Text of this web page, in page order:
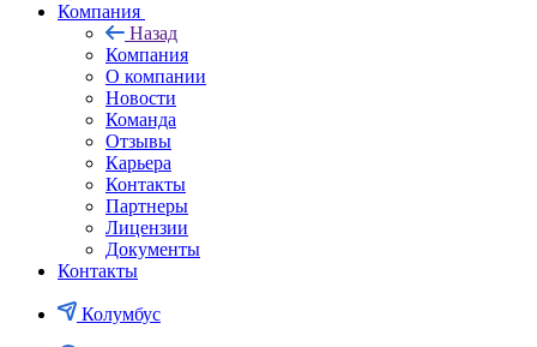
Компания
Назад
Компания
О компании
Новости
Команда
Отзывы
Карьера
Контакты
Партнеры
Лицензии
Документы
Контакты
Колумбус